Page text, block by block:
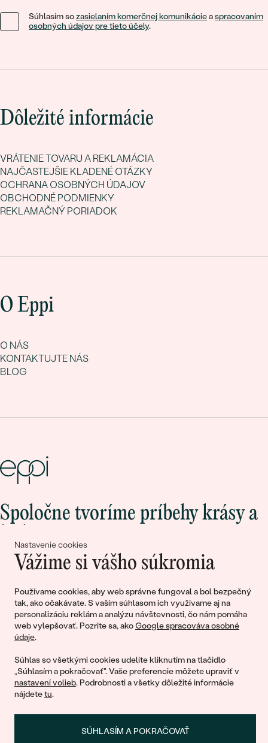
Nastavenie cookies
Vážime si vášho súkromia
Používame cookies, aby web správne fungoval a bol bezpečný
tak, ako očakávate. S vaším súhlasom ich využívame aj na
personalizáciu reklám a analýzu návštevnosti, čo nám pomáha
web vylepšovať. Pozrite sa, akoGoogle spracováva osobné
údaje.
Súhlas so všetkými cookies udelíte kliknutím na tlačidlo
„Súhlasím a pokračovať". Vaše preferencie môžete upraviť v
nastavení volieb. Podrobnosti a všetky dôležité informácie
nájdetetu.
SÚHLASÍM A POKRAČOVAŤ
Súhlasím sozasielaním komerčnej komunikácieaspracovaním
osobných údajov pre tieto účely.
Dôležité informácie
VRÁTENIE TOVARU A REKLAMÁCIA
NAJČASTEJŠIE KLADENÉ OTÁZKY
OCHRANA OSOBNÝCH ÚDAJOV
OBCHODNÉ PODMIENKY
REKLAMAČNÝ PORIADOK
O Eppi
O NÁS
KONTAKTUJTE NÁS
BLOG
Spoločne tvoríme príbehy krásy a
Pripojte sa k nám!
© 2011 - 2026, Eppi.sk